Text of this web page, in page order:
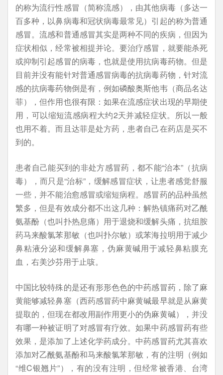
的称为流行性感冒（简称流感），由其他病毒（多达一
百多种，以鼻病毒和冠状病毒最常见）引起的称为普通
感冒。流感和普通感冒其实是两种不同的疾病，但因为
症状相似，经常被相提并论。要治疗感冒，就要能杀死
或抑制引起感冒的病毒，也就是使用抗病毒药物。但是
目前并没有能针对普通感冒病毒的抗病毒药物，针对流
感的抗病毒药物倒是有，例如磷酸奥斯他韦（商品名达
菲），但作用也很有限：如果在流感症状出现的早期使
用，可以缩短流感病程大约2天并减轻症状。所以一般
也用不着。而且达菲是处方药，患者自己在药店是买不
到的。
患者自己能买到的非处方感冒药，都不能“治本”（抗病
毒），而只是“治标”，缓解感冒症状，让患者感觉舒服
一些，并不能治愈感冒或缩短病程。感冒药的品种虽然
繁多，但是有效成分都不出这几种：解热镇痛药对乙酰
氨基酚（也叫扑热息痛）用于退烧和缓解头痛，抗组胺
药马来酸氯苯那敏（也叫扑尔敏）或苯海拉明用于减少
鼻粘液分泌和缓解鼻塞，伪麻黄碱用于减轻鼻粘膜充
血，右美沙芬用于止咳。
中国比较特殊的是还有形形色色的中药感冒药，除了麻
黄能够减轻鼻塞（西药感冒药中麻黄碱最早就是从麻黄
提取的，但现在都改用副作用更小的伪麻黄碱），并没
有哪一种被证明了对感冒有疗效。如果中药感冒药有些
效果，是添加了上述化学药成分。中药感冒药尤其喜欢
添加对乙酰氨基酚和马来酸氯苯那敏，有的注明（例如
“维C银翘片”），有的没有注明，但经常被香港、台湾